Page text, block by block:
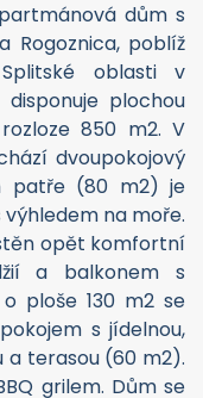
dům s
Rogoznica, poblíž
oblasti v
plochou
850 m2. V
dvoupokojový
patře (80 m2) je
na moře.
opět komfortní
a balkonem s
ploše 130 m2 se
s jídelnou,
a terasou (60 m2).
grilem. Dům se